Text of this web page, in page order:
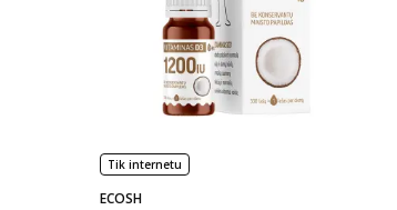
Tik internetu
ECOSH